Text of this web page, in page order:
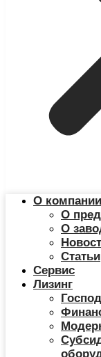
О компании
О
О
Статьи
Сервис
Лизинг